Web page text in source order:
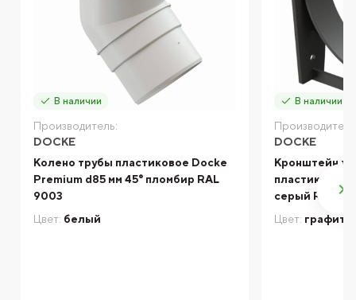
В наличии
Производитель:
DOCKE
Колено трубы пластиковое Docke
Premium d85 мм 45° пломбир RAL
9003
Цвет: белый
В наличии
DOCKE
Кронштейн
пластиковый
серый RAL
Цвет: